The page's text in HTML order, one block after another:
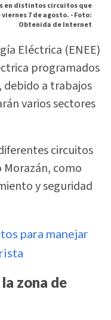
en distintos circuitos que
7 de agosto. -Foto:
Obtenida de Internet
Eléctrica (ENEE)
programados
debido a trabajos
varios sectores
circuitos
como
y seguridad
para manejar
zona de